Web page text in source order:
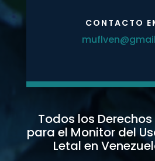
CONTACTO
Todos los
para el Monitor del
Letal en